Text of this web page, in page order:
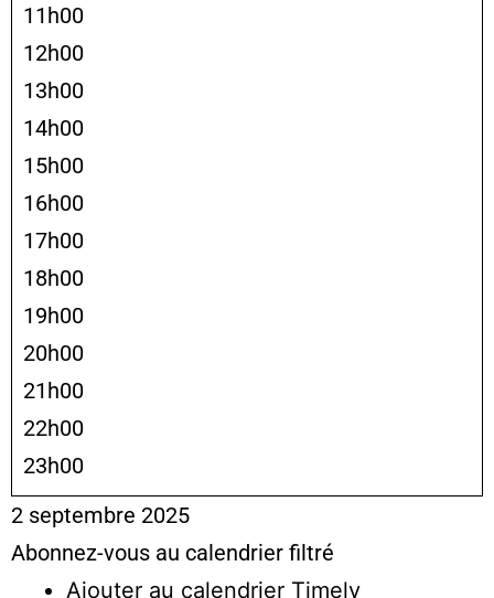
11h00
12h00
13h00
14h00
15h00
16h00
17h00
18h00
19h00
20h00
21h00
22h00
23h00
2 septembre 2025
Abonnez-vous au calendrier filtré
Ajouter au calendrier Timely